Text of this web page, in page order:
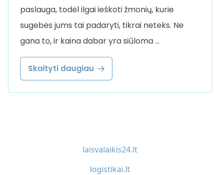
paslauga, todėl ilgai ieškoti žmonių, kurie
sugebės jums tai padaryti, tikrai neteks. Ne
gana to, ir kaina dabar yra siūloma …
Skaityti daugiau
laisvalaikis24.lt
logistikai.lt